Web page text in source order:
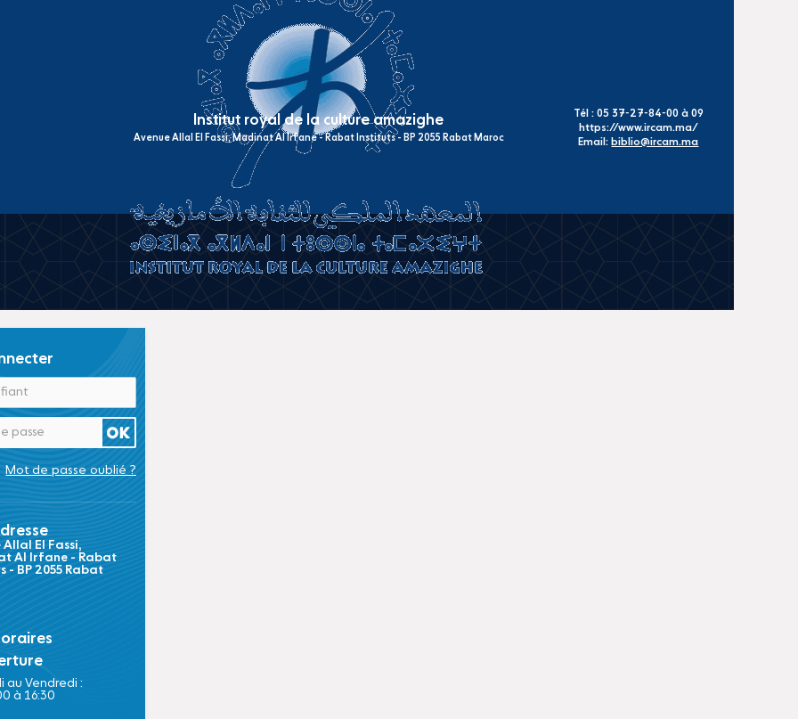
Institut royal de la culture amazighe
Avenue Allal El Fassi, Madinat Al Irfane - Rabat Instituts - BP 2055 Rabat Maroc
Tél : 05 37-27-84-00 à 09
https://www.ircam.ma/
Email: biblio@ircam.ma
Mot de passe oublié ?
Allal El Fassi,
Al Irfane - Rabat
- BP 2055 Rabat
au Vendredi :
à 16:30